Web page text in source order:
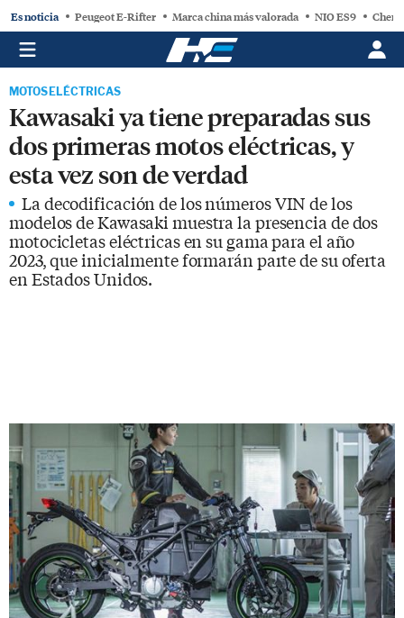
Es noticia Peugeot E-Rifter Marca china más valorada NIO ES9 Chery
MOTOS ELÉCTRICAS
Kawasaki ya tiene preparadas sus
dos primeras motos eléctricas, y
esta vez son de verdad
La decodificación de los números VIN de los
modelos de Kawasaki muestra la presencia de dos
motocicletas eléctricas en su gama para el año
2023, que inicialmente formarán parte de su oferta
en Estados Unidos.